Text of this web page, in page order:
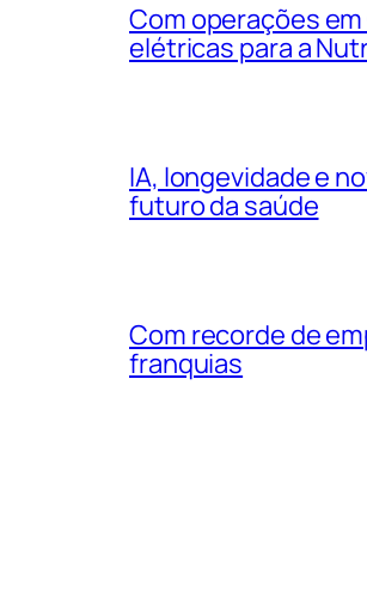
Com operações
elétricas para a
IA, longevidade e
futuro da saúde
Com recorde de
franquias